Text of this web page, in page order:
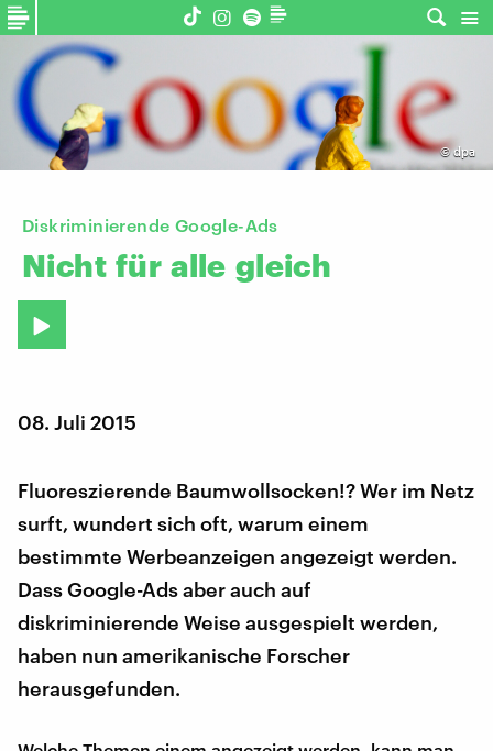
©dpa
Diskriminierende Google-Ads
Nicht für alle gleich
08. Juli 2015
Fluoreszierende Baumwollsocken!? Wer im Netz
surft, wundert sich oft, warum einem
bestimmte Werbeanzeigen angezeigt werden.
Dass Google-Ads aber auch auf
diskriminierende Weise ausgespielt werden,
haben nun amerikanische Forscher
herausgefunden.